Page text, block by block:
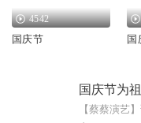
4542
国庆节 国
国庆节为